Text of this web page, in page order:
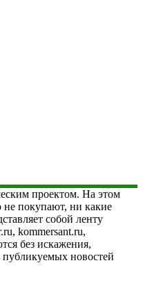
проектом. На этом
не покупают, ни какие
собой ленту
kommersant.ru,
без искажения,
публикуемых новостей